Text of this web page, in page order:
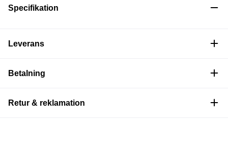
Specifikation
Leverans
Betalning
Retur & reklamation